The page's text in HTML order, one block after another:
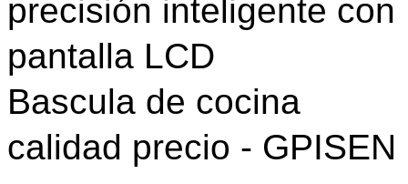
precisión inteligente con
pantalla LCD
Bascula de cocina
calidad precio - GPISEN